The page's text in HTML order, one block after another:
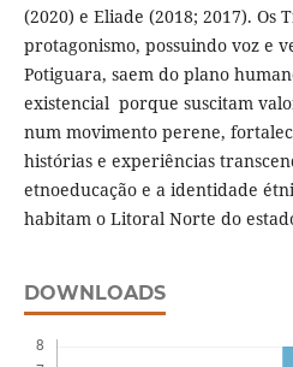
(2020) e Eliade (2018; 2017). Os
protagonismo, possuindo voz e
Potiguara, saem do plano
existencial porque suscitam
num movimento perene,
histórias e experiências
etnoeducação e a identidade
habitam o Litoral Norte do
DOWNLOADS